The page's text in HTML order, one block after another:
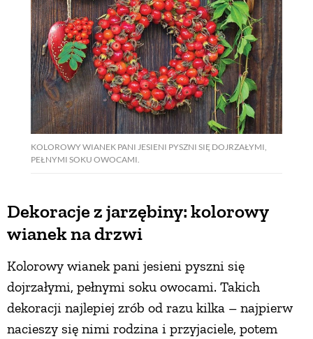
KOLOROWY WIANEK PANI JESIENI PYSZNI SIĘ DOJRZAŁYMI,
PEŁNYMI SOKU OWOCAMI.
Dekoracje z jarzębiny: kolorowy
wianek na drzwi
Kolorowy wianek pani jesieni pyszni się
dojrzałymi, pełnymi soku owocami. Takich
dekoracji najlepiej zrób od razu kilka – najpierw
nacieszy się nimi rodzina i przyjaciele, potem